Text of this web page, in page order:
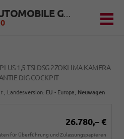
HUBER AUTOMOBILE GMBH
1,5 TSI DSG 2ZOKLIMA KAMERA
DIG COCKPIT
, Landesversion: EU - Europa, Neuwagen
26.780,– €
für Überführung und Zulassungspapieren